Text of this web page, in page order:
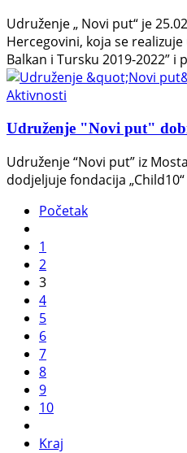
Udruženje „ Novi put“ je
Hercegovini, koja se
Balkan i Tursku 2019-2022”
Aktivnosti
Udruženje "Novi put"
Udruženje “Novi put” iz
dodjeljuje fondacija
Početak
1
2
3
4
5
6
7
8
9
10
Kraj